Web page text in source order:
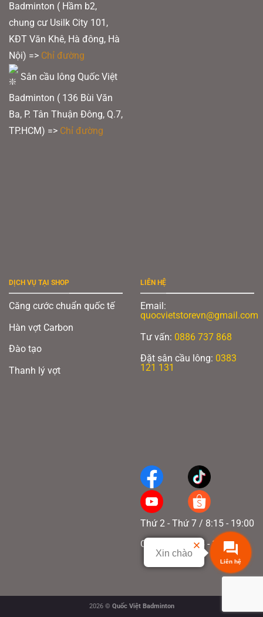
Badminton ( Hầm b2,
chung cư Usilk City 101,
KĐT Văn Khê, Hà đông, Hà
Nội) => Chỉ đường
Sân cầu lông Quốc Việt
Badminton ( 136 Bùi Văn
Ba, P. Tân Thuận Đông, Q.7,
TP.HCM) => Chỉ đường
DỊCH VỤ TẠI SHOP
Căng cước chuẩn quốc tế
Hàn vợt Carbon
Đào tạo
Thanh lý vợt
LIÊN HỆ
Email:
quocvietstorevn@gmail.com
Tư vấn: 0886 737 868
Đặt sân cầu lông: 0383
121 131
Thứ 2 - Thứ 7 / 8:15 - 19:00
Chủ nhật / 8:15 - 17:00
2026 © Quốc Việt Badminton
Xin chào